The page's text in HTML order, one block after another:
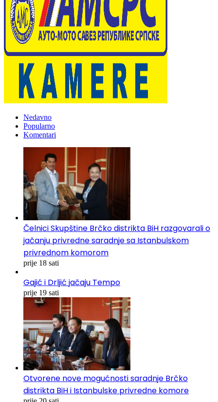
Nedavno
Popularno
Komentari
Čelnici Skupštine Brčko distrikta BiH razgovarali o
jačanju privredne saradnje sa Istanbulskom
privrednom komorom
prije 18 sati
Gajić i Drljić jačaju Tempo
prije 19 sati
Otvorene nove mogućnosti saradnje Brčko
distrikta BiH i Istanbulske privredne komore